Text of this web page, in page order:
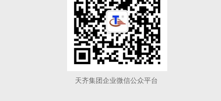
天齐集团企业微信公众平台